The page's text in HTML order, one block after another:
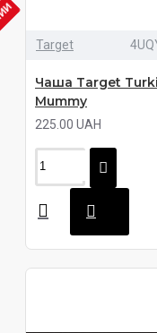
Target
Чаша Target
Mummy
225.00 UAH